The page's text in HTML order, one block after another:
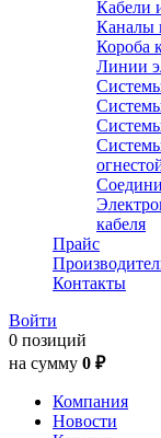
Кабели
Каналы
Короба
Линии
кабеля
Прайс
Контакты
Войти
0 позиций
на сумму 0 ₽
Компания
Новости